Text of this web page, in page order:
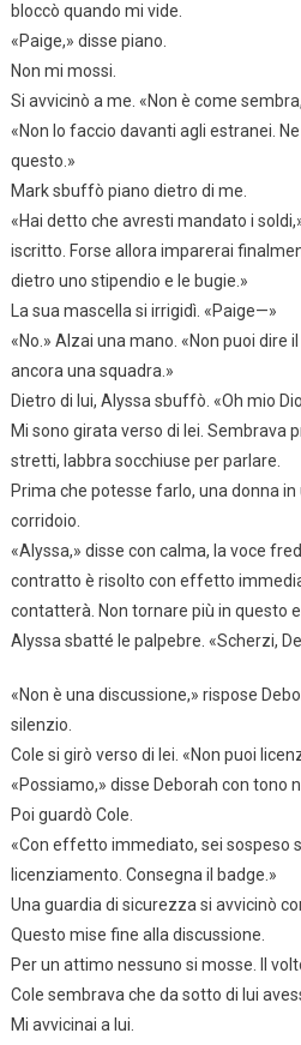
bloccò quando mi vide.
«Paige,» disse piano.
Non mi mossi.
Si avvicinò a me. «Non è come
«Non lo faccio davanti agli estranei.
questo.»
Mark sbuffò piano dietro di me.
«Hai detto che avresti mandato i
iscritto. Forse allora imparerai
dietro uno stipendio e le bugie.»
La sua mascella si irrigidì. «Paige—»
«No.» Alzai una mano. «Non puoi dire
ancora una squadra.»
Dietro di lui, Alyssa sbuffò. «Oh mio
Mi sono girata verso di lei. Sembrava
stretti, labbra socchiuse per parlare.
Prima che potesse farlo, una donna
corridoio.
«Alyssa,» disse con calma, la voce
contratto è risolto con effetto
contatterà. Non tornare più in questo
Alyssa sbatté le palpebre. «Scherzi,
«Non è una discussione,» rispose
silenzio.
Cole si girò verso di lei. «Non puoi
«Possiamo,» disse Deborah con tono
Poi guardò Cole.
«Con effetto immediato, sei sospeso
licenziamento. Consegna il badge.»
Una guardia di sicurezza si avvicinò
Questo mise fine alla discussione.
Per un attimo nessuno si mosse. Il
Cole sembrava che da sotto di lui
Mi avvicinai a lui.